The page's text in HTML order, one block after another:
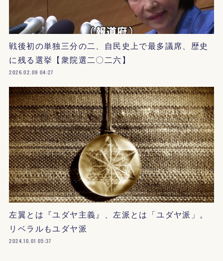
戦後初の単独三分の二、自民史上で最多議席、歴史
に残る選挙【衆院選二〇二六】
2026.02.09 04:27
左翼とは『ユダヤ主義』、左派とは「ユダヤ派」。
リベラルもユダヤ派
2024.10.01 05:37